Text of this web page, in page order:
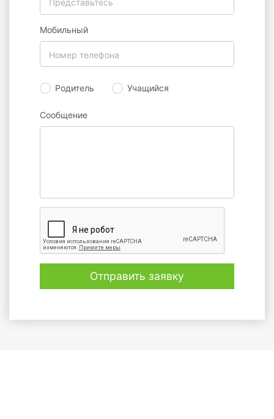
Мобильный
Родитель Учащийся
Сообщение
Отправить заявку